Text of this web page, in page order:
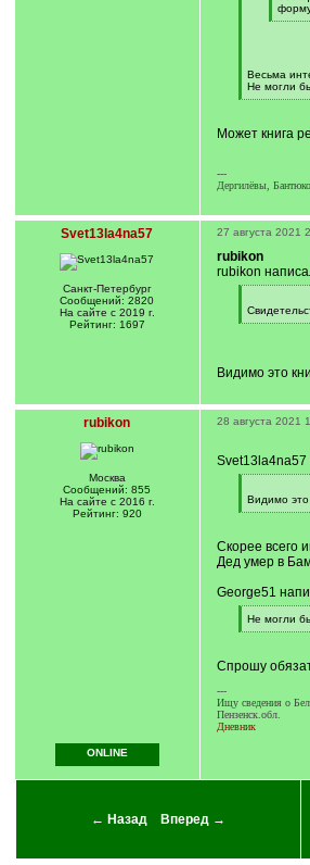
]
[
Весьма
Не могли
[
]
Может книга
---
Дергилёвы,
Svet13la4na57
Санкт-Петербург
Сообщений: 2820
На сайте с 2019 г.
Рейтинг: 1697
27 августа 2021
rubikon
rubikon
q
][
Видимо это
rubikon
Москва
Сообщений: 855
На сайте с 2016 г.
Рейтинг: 920
28 августа 2021
Svet13la4na57
q
]
Видимо это
[
]
Скорее всего
Дед умер в
George51
[
q
Не могли
[
]
Спрошу
---
Ищу сведения о
Пензенск.обл.
Дневник
ONLINE
← Назад Вперед →